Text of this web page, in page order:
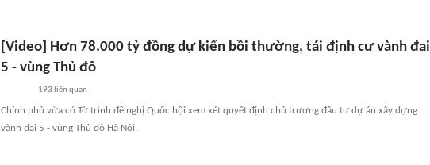
[Video] Hơn 78.000 tỷ đồng dự kiến bồi thường, tái định cư vành đai
5 - vùng Thủ đô
193 liên quan
Chính phủ vừa có Tờ trình đề nghị Quốc hội xem xét quyết định chủ trương đầu tư dự án xây dựng
vành đai 5 - vùng Thủ đô Hà Nội.